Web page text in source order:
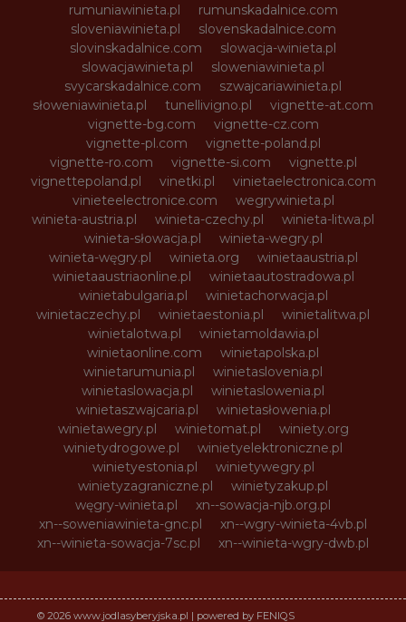
rumuniawinieta.pl
rumunskadalnice.com
sloveniawinieta.pl
slovenskadalnice.com
slovinskadalnice.com
slowacja-winieta.pl
slowacjawinieta.pl
sloweniawinieta.pl
svycarskadalnice.com
szwajcariawinieta.pl
słoweniawinieta.pl
tunellivigno.pl
vignette-at.com
vignette-bg.com
vignette-cz.com
vignette-pl.com
vignette-poland.pl
vignette-ro.com
vignette-si.com
vignette.pl
vignettepoland.pl
vinetki.pl
vinietaelectronica.com
vinieteelectronice.com
wegrywinieta.pl
winieta-austria.pl
winieta-czechy.pl
winieta-litwa.pl
winieta-słowacja.pl
winieta-wegry.pl
winieta-węgry.pl
winieta.org
winietaaustria.pl
winietaaustriaonline.pl
winietaautostradowa.pl
winietabulgaria.pl
winietachorwacja.pl
winietaczechy.pl
winietaestonia.pl
winietalitwa.pl
winietalotwa.pl
winietamoldawia.pl
winietaonline.com
winietapolska.pl
winietarumunia.pl
winietaslovenia.pl
winietaslowacja.pl
winietaslowenia.pl
winietaszwajcaria.pl
winietasłowenia.pl
winietawegry.pl
winietomat.pl
winiety.org
winietydrogowe.pl
winietyelektroniczne.pl
winietyestonia.pl
winietywegry.pl
winietyzagraniczne.pl
winietyzakup.pl
węgry-winieta.pl
xn--sowacja-njb.org.pl
xn--soweniawinieta-gnc.pl
xn--wgry-winieta-4vb.pl
xn--winieta-sowacja-7sc.pl
xn--winieta-wgry-dwb.pl
© 2026 www.jodlasyberyjska.pl | powered by FENIQS